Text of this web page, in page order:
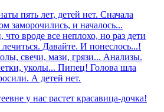
пять лет, детей нет. Сначала
заморочились, и началось...
что вроде все неплохо, но раз дети
Давайте. И понеслось...!
свечи, мази, грязи... Анализы.
уколы... Пипец! Голова шла
А детей нет.
у нас растет красавица-дочка!